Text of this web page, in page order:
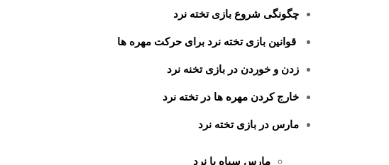
چگونگی شروع بازی تخته نرد
قوانین بازی تخته نرد برای حرکت مهره ها
زدن و خوردن در بازی تخنه نرد
خارج کردن مهره ها در تخته نرد
مارس در بازی تخته نرد
مارس سیاه یا نرد